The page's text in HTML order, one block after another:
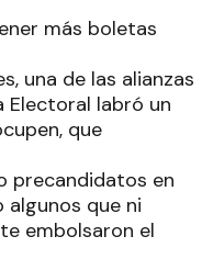
más boletas
una de las alianzas
Electoral labró un
que
precandidatos en
algunos que ni
embolsaron el